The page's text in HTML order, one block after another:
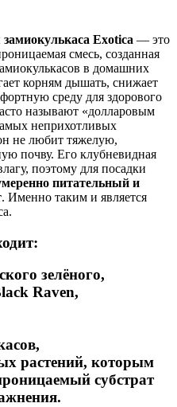
Exotica — это
смесь, созданная
в домашних
корням дышать, снижает
среду для здорового
называют «долларовым
неприхотливых
не любит тяжелую,
почву. Его клубневидная
поэтому для посадки
питательный и
. Именно таким и является
зелёного,
Raven,
растений, которым
субстрат